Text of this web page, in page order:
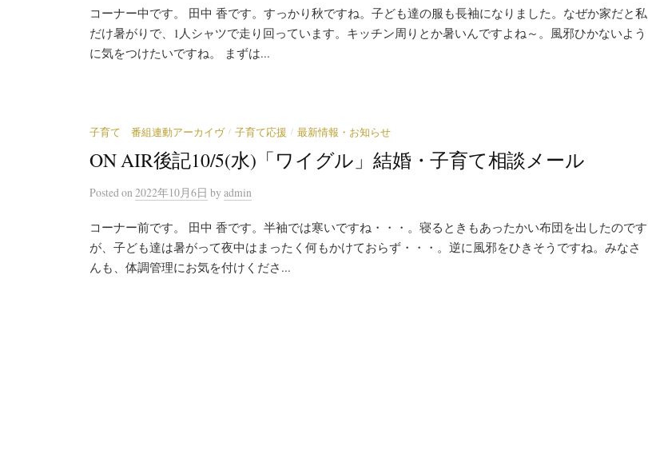
コーナー中です。 田中 香です。すっかり秋ですね。子ども達の服も長袖になりました。なぜか家だと私
だけ暑がりで、1人シャツで走り回っています。キッチン周りとか暑いんですよね～。風邪ひかないよう
に気をつけたいですね。 まずは...
子育て 番組連動アーカイヴ / 子育て応援 / 最新情報・お知らせ
ON AIR後記10/5(水)「ワイグル」結婚・子育て相談メール
Postedon 2022年10月6日 by admin
コーナー前です。 田中 香です。半袖では寒いですね・・・。寝るときもあったかい布団を出したのです
が、子ども達は暑がって夜中はまったく何もかけておらず・・・。逆に風邪をひきそうですね。みなさ
んも、体調管理にお気を付けくださ...